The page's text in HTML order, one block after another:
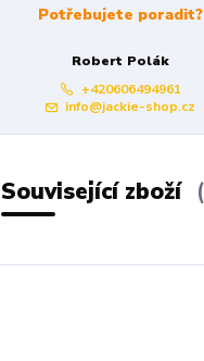
Potřebujete poradit?
Robert Polák
+420606494961
info@jackie-shop.cz
Související zboží